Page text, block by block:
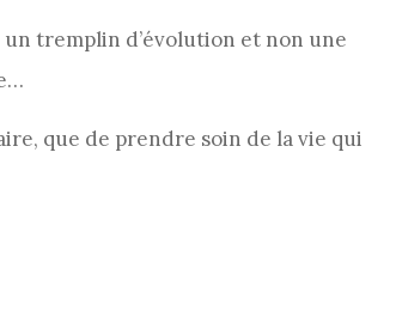
tremplin d’évolution et non une
que de prendre soin de la vie qui